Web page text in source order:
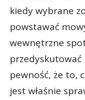
kiedy wybrane
powstawać
wewnętrzne
pewność, że to,
jest właśnie